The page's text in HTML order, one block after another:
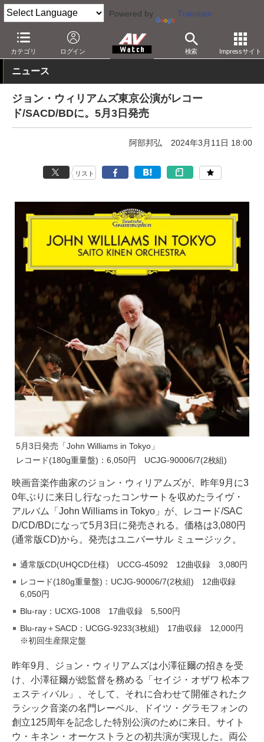
Powered by Translate
カテゴリ ログイン 検索 Impressサイト
AV Watch コンテンツ・サービス CD/SACD/アナログ
ニュース
ジョン・ウィリアムズ東京公演がレコー
ド/SACD/BDに。5月3日発売
阿部邦弘 2024年3月11日 18:00
リスト
5月3日発売「John Williams in Tokyo」
レコード(180g重量盤)：6,050円 UCJG-90006/7(2枚組)
映画音楽作曲家のジョン・ウィリアムズが、昨年9月に3
0年ぶりに来日し行なったコンサートを収めたライヴ・
アルバム「John Williams in Tokyo」が、レコード/SAC
D/CD/BDになって5月3日に発売される。価格は3,080円
(通常版CD)から。発売はユニバーサル ミュージック。
通常版CD(UHQCD仕様) UCCG-45092 12曲収録 3,080円
レコード(180g重量盤)：UCJG-90006/7(2枚組) 12曲収録
6,050円
Blu-ray：UCXG-1008 17曲収録 5,500円
Blu-ray＋SACD：UCGG-9233(3枚組) 17曲収録 12,000円
※初回生産限定盤
昨年9月、ジョン・ウィリアムズは小澤征爾の招きを受
け、小澤征爾が総監督を務める「セイジ・オザワ 松本フ
ェスティバル」、そして、それに合わせて開催されたク
ラシック音楽の名門レーベル、ドイツ・グラモフォンの
創立125周年を記念した特別公演のために来日。サイト
ウ・キネン・オーケストラとの初共演が実現した。両公